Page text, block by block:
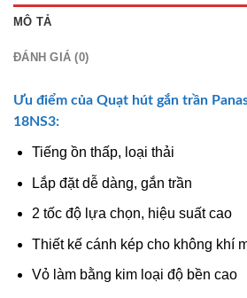
MÔ TẢ
ĐÁNH GIÁ (0)
Ưu điểm của Quạt hút gắn trần
18NS3:
Tiếng ồn thấp, loại thải
Lắp đặt dễ dàng, gắn trần
2 tốc độ lựa chọn, hiệu suất cao
Thiết kế cánh kép cho không khí
Vỏ làm bằng kim loại độ bền cao